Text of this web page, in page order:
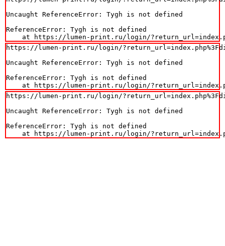
Uncaught ReferenceError: Tygh is not defined
ReferenceError: Tygh is not defined
at https://lumen-print.ru/login/
https://lumen-print.ru/login/
Uncaught ReferenceError: Tygh is not defined
ReferenceError: Tygh is not defined
at https://lumen-print.ru/login/
https://lumen-print.ru/login/
Uncaught ReferenceError: Tygh is not defined
ReferenceError: Tygh is not defined
at https://lumen-print.ru/login/